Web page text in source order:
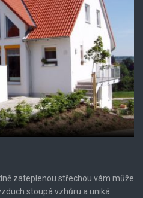
zateplenou střechou vám může
stoupá vzhůru a uniká